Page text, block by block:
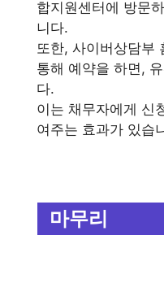
합지원센터에 방문
니다.
또한, 사이버상담부
통해 예약을 하면,
다.
이는 채무자에게 신
여주는 효과가 있습
마무리